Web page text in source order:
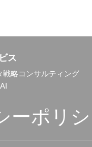
ス
戦略コンサルティング
ーポリ